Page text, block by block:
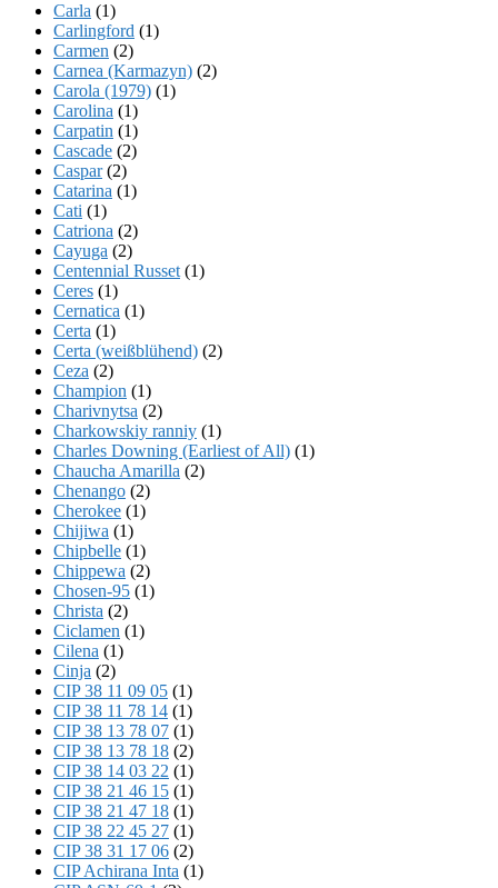
Carla (1)
Carlingford (1)
Carmen (2)
Carnea (Karmazyn) (2)
Carola (1979) (1)
Carolina (1)
Carpatin (1)
Cascade (2)
Caspar(2)
Catarina (1)
Cati (1)
Catriona (2)
Cayuga (2)
Centennial Russet (1)
Ceres (1)
Cernatica (1)
Certa (1)
Certa (weißblühend) (2)
Ceza (2)
Champion (1)
Charivnytsa (2)
Charkowskiy ranniy (1)
Charles Downing (Earliest of All) (1)
Chaucha Amarilla (2)
Chenango (2)
Cherokee (1)
Chijiwa (1)
Chipbelle (1)
Chippewa (2)
Chosen-95 (1)
Christa (2)
Ciclamen (1)
Cilena (1)
Cinja (2)
CIP 38 11 09 05 (1)
CIP 38 11 78 14 (1)
CIP 38 13 78 07 (1)
CIP 38 13 78 18 (2)
CIP 38 14 03 22 (1)
CIP 38 21 46 15 (1)
CIP 38 21 47 18 (1)
CIP 38 22 45 27 (1)
CIP 38 31 17 06 (2)
CIP Achirana Inta (1)